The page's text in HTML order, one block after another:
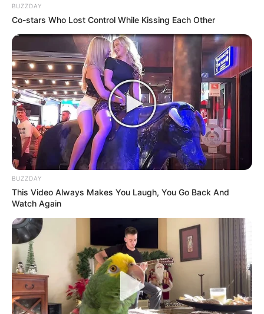
BUZZDAY
Co-stars Who Lost Control While Kissing Each Other
BUZZDAY
This Video Always Makes You Laugh, You Go Back And
Watch Again